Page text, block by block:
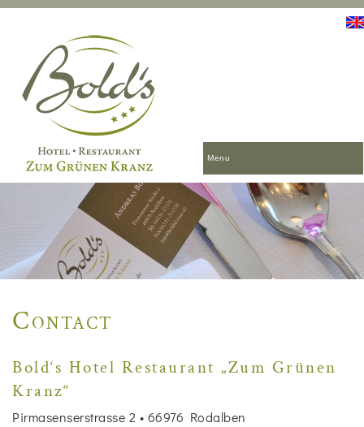
Menu
Contact
Bold‘s Hotel Restaurant „Zum Grünen
Kranz“
Pirmasenserstrasse 2 • 66976 Rodalben